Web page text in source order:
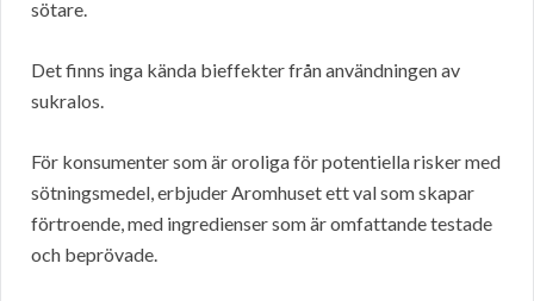
sötare.
Det finns inga kända bieffekter från användningen av
sukralos.
För konsumenter som är oroliga för potentiella risker med
sötningsmedel, erbjuder Aromhuset ett val som skapar
förtroende, med ingredienser som är omfattande testade
och beprövade.